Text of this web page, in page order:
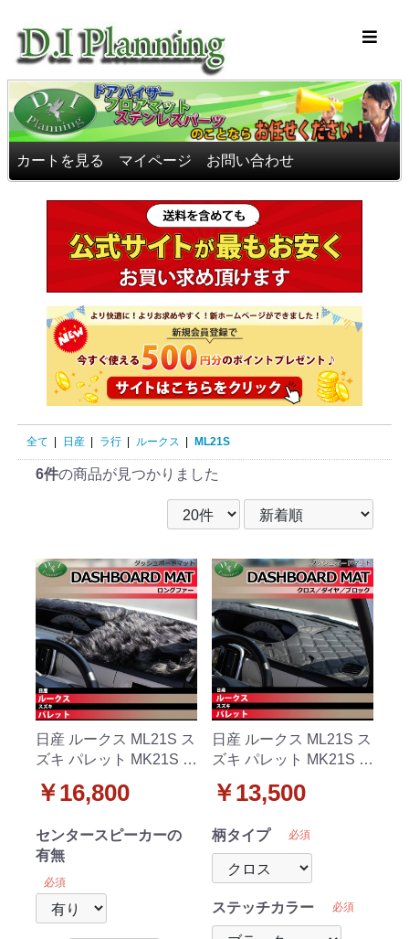
カートを見る マイページ お問い合わせ
全て | 日産 | ラ行 | ルークス | ML21S
6件の商品が見つかりました
日産 ルークス ML21S ス
ズキ パレット MK21S ダ
ングファー ハイパイル
￥16,800
センタースピーカーの
有無
必須
日産 ルークス ML21S ス
ズキ パレット MK21S ダ
ロス/ダイヤ/ブロック 受
￥13,500
柄タイプ 必須
ステッチカラー 必須